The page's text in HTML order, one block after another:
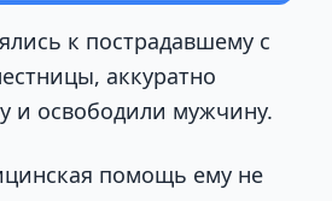
к пострадавшему с
аккуратно
и освободили мужчину.
помощь ему не